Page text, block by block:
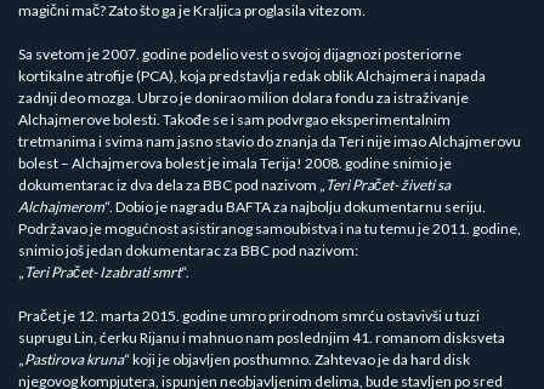
magični mač? Zato što ga je Kraljica proglasila vitezom.
Sa svetom je 2007. godine podelio vest o svojoj dijagnozi posteriorne
kortikalne atrofije (PCA), koja predstavlja redak oblik Alchajmera i napada
zadnji deo mozga. Ubrzo je donirao milion dolara fondu za istraživanje
Alchajmerove bolesti. Takođe se i sam podvrgao eksperimentalnim
tretmanima i svima nam jasno stavio do znanja da Teri nije imao Alchajmerovu
bolest – Alchajmerova bolest je imala Terija! 2008. godine snimio je
dokumentarac iz dva dela za BBC pod nazivom „ Teri Pračet- živeti sa
Alchajmerom“. Dobio je nagradu BAFTA za najbolju dokumentarnu seriju.
Podržavao je mogućnost asistiranog samoubistva i na tu temu je 2011. godine,
snimio još jedan dokumentarac za BBC pod nazivom:
„ Teri Pračet- Izabrati smrt“.
Pračet je 12. marta 2015. godine umro prirodnom smrću ostavivši u tuzi
suprugu Lin, ćerku Rijanu i mahnuo nam poslednjim 41. romanom disksveta
„Pastirova kruna“ koji je objavljen posthumno. Zahtevao je da hard disk
njegovog kompjutera, ispunjen neobjavljenim delima, bude stavljen po sred